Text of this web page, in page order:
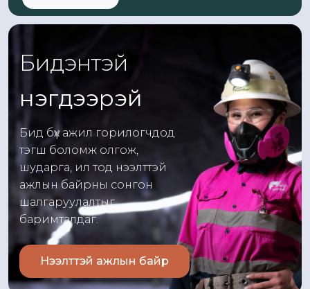
Бидэнтэй
нэгдээрэй
Бид бүх ажил горилогчдод
тэгш боломж олгож,
шударга, ил тод нээлттэй
ажлын байрны сонгон
шалгаруулалтыг
баримталдаг.
Нээлттэй ажлын байр